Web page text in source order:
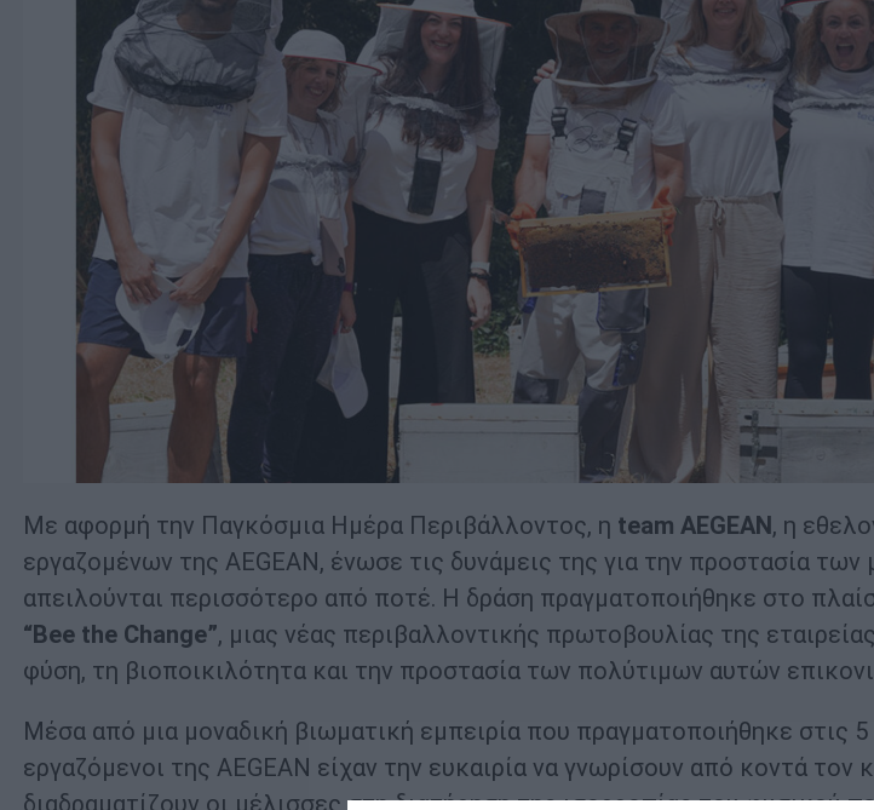
Με αφορμή την Παγκόσμια Ημέρα Περιβάλλοντος, η team AEGEAN , η
εργαζομένων της AEGEAN, ένωσε τις δυνάμεις της για την προστασία
απειλούνται περισσότερο από ποτέ. Η δράση πραγματοποιήθηκε στο
“ Bee the Change”, μιας νέας περιβαλλοντικής πρωτοβουλίας της
φύση, τη βιοποικιλότητα και την προστασία των πολύτιμων αυτών
Μέσα από μια μοναδική βιωματική εμπειρία που πραγματοποιήθηκε στις 5
εργαζόμενοι της AEGEAN είχαν την ευκαιρία να γνωρίσουν από κοντά τον